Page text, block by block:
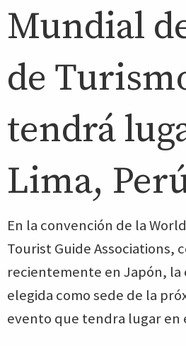
Mundial
de
tendrá
Lima,
En la convención de la
Tourist Guide Associations,
recientemente en Japón, la
elegida como sede de la
evento que tendra lugar en